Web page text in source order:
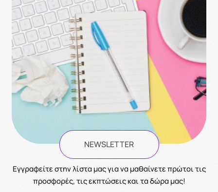
NEWSLETTER
Eγγραφείτε στην λίστα μας για να μαθαίνετε πρώτοι τις
προσφορές, τις εκπτώσεις και τα δώρα μας!